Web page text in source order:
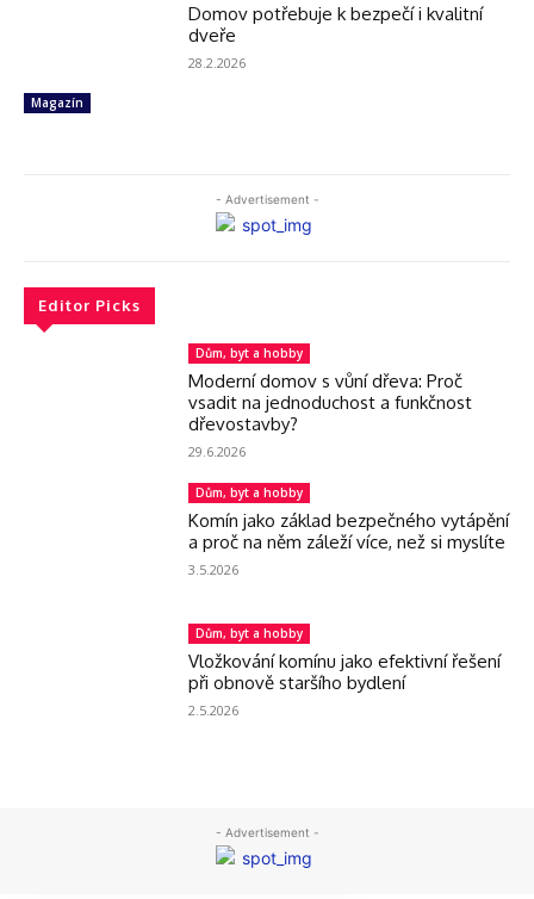
Magazín
Domov potřebuje k bezpečí i kvalitní
dveře
28.2.2026
- Advertisement -
Editor Picks
Dům, byt a hobby
Moderní domov s vůní dřeva: Proč
vsadit na jednoduchost a funkčnost
dřevostavby?
29.6.2026
Dům, byt a hobby
Komín jako základ bezpečného vytápění
a proč na něm záleží více, než si myslíte
3.5.2026
Dům, byt a hobby
Vložkování komínu jako efektivní řešení
při obnově staršího bydlení
2.5.2026
- Advertisement -